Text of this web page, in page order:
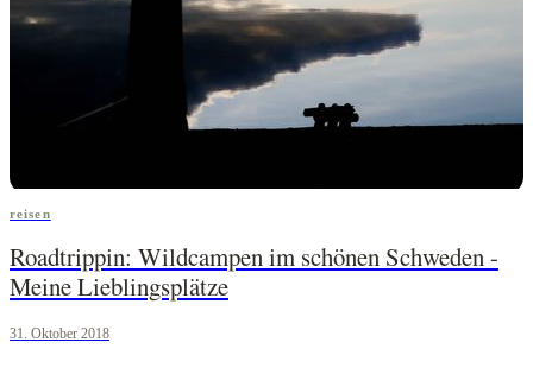
reisen
Roadtrippin: Wildcampen im schönen Schweden -
Meine Lieblingsplätze
31. Oktober 2018